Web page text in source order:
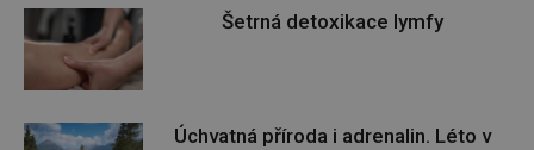
Šetrná detoxikace lymfy
Úchvatná příroda i adrenalin. Léto v